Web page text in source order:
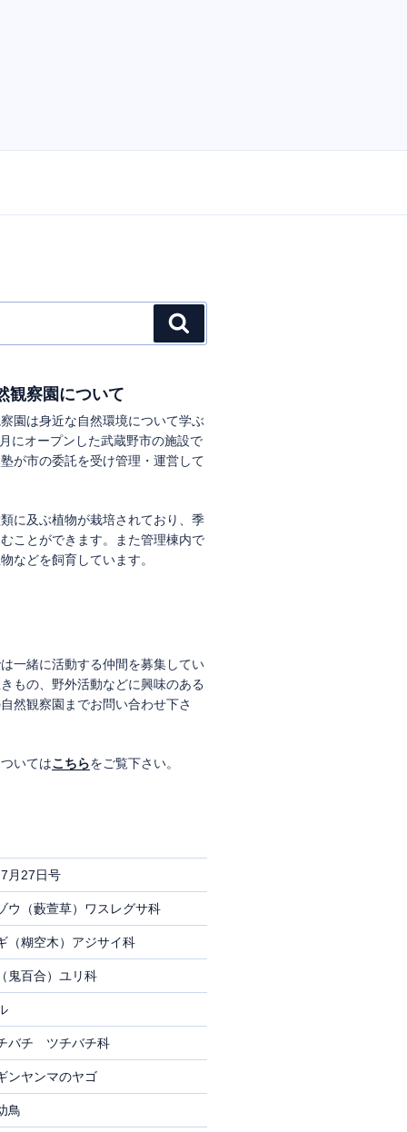
索
観察園について
園は身近な自然環境について学ぶ
にオープンした武蔵野市の施設で
が市の委託を受け管理・運営して
に及ぶ植物が栽培されており、季
ことができます。また管理棟内で
などを飼育しています。
一緒に活動する仲間を募集してい
もの、野外活動などに興味のある
然観察園までお問い合わせ下さ
いてはこちらをご覧下さい。
月27日号
（藪萱草）ワスレグサ科
糊空木）アジサイ科
百合）ユリ科
バチ ツチバチ科
ヤンマのヤゴ
鳥